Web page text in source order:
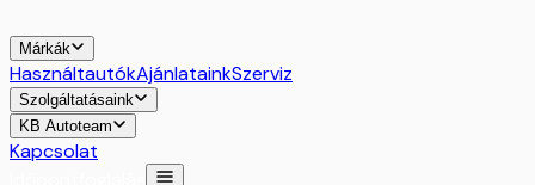
Márkák
HasználtautókAjánlatainkSzerviz
Szolgáltatásaink
KB Autoteam
Kapcsolat